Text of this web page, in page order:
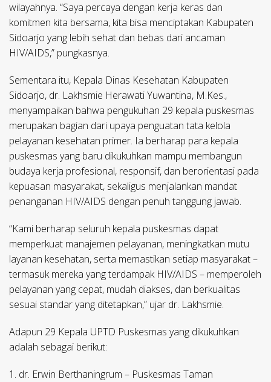
wilayahnya. “Saya percaya dengan kerja keras dan
komitmen kita bersama, kita bisa menciptakan Kabupaten
Sidoarjo yang lebih sehat dan bebas dari ancaman
HIV/AIDS,” pungkasnya.
Sementara itu, Kepala Dinas Kesehatan Kabupaten
Sidoarjo, dr. Lakhsmie Herawati Yuwantina, M.Kes.,
menyampaikan bahwa pengukuhan 29 kepala puskesmas
merupakan bagian dari upaya penguatan tata kelola
pelayanan kesehatan primer. Ia berharap para kepala
puskesmas yang baru dikukuhkan mampu membangun
budaya kerja profesional, responsif, dan berorientasi pada
kepuasan masyarakat, sekaligus menjalankan mandat
penanganan HIV/AIDS dengan penuh tanggung jawab.
“Kami berharap seluruh kepala puskesmas dapat
memperkuat manajemen pelayanan, meningkatkan mutu
layanan kesehatan, serta memastikan setiap masyarakat –
termasuk mereka yang terdampak HIV/AIDS – memperoleh
pelayanan yang cepat, mudah diakses, dan berkualitas
sesuai standar yang ditetapkan,” ujar dr. Lakhsmie.
Adapun 29 Kepala UPTD Puskesmas yang dikukuhkan
adalah sebagai berikut:
1. dr. Erwin Berthaningrum – Puskesmas Taman